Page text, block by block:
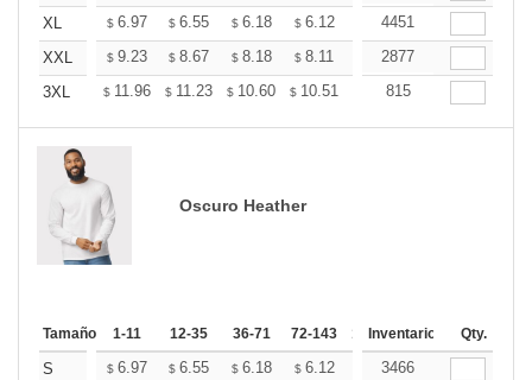
XL
$ 6.97 $ 6.55 $ 6.18 $ 6.12 6.02
4451
XXL
$ 9.23 $ 8.67 $ 8.18 $ 8.11 7.97
2877
3XL
$ 11.96 $ 11.23 $ 10.60 $ 10.51 10.33
815
Oscuro Heather
Tamaño 1-11 12-35 36-71 72-143 144-287 288 + Más
Inventario Qty.
S $ 6.97 $ 6.55 $ 6.18 $ 6.12 6.02
3466